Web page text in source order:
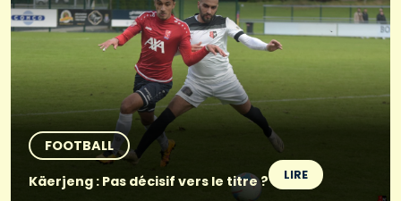
FOOTBALL
Käerjeng : Pas décisif vers le titre ?
LIRE